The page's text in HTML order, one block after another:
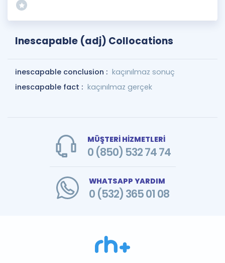
Inescapable (adj) Collocations
inescapable conclusion : kaçınılmaz sonuç
inescapable fact : kaçınılmaz gerçek
MÜŞTERİ HİZMETLERİ
0 (850) 532 74 74
WHATSAPP YARDIM
0 (532) 365 01 08